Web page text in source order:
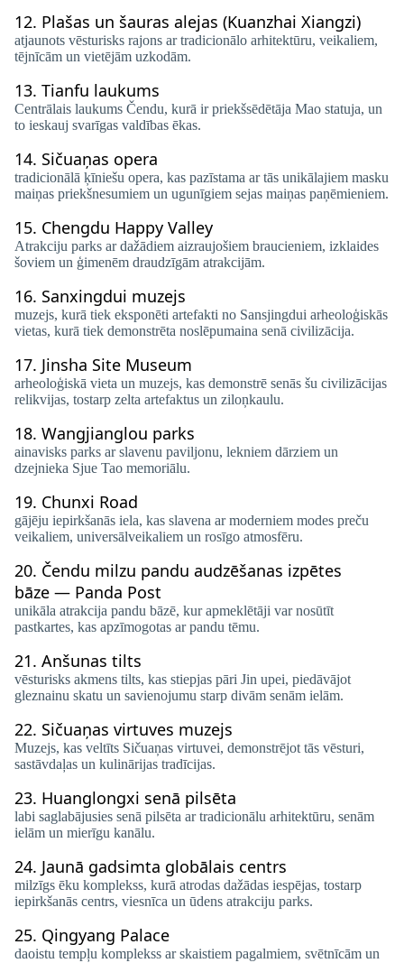
12. Plašas un šauras alejas (Kuanzhai Xiangzi)
atjaunots vēsturisks rajons ar tradicionālo arhitektūru, veikaliem,
tējnīcām un vietējām uzkodām.
13. Tianfu laukums
Centrālais laukums Čendu, kurā ir priekšsēdētāja Mao statuja, un
to ieskauj svarīgas valdības ēkas.
14. Sičuaņas opera
tradicionālā ķīniešu opera, kas pazīstama ar tās unikālajiem masku
maiņas priekšnesumiem un ugunīgiem sejas maiņas paņēmieniem.
15. Chengdu Happy Valley
Atrakciju parks ar dažādiem aizraujošiem braucieniem, izklaides
šoviem un ģimenēm draudzīgām atrakcijām.
16. Sanxingdui muzejs
muzejs, kurā tiek eksponēti artefakti no Sansjingdui arheoloģiskās
vietas, kurā tiek demonstrēta noslēpumaina senā civilizācija.
17. Jinsha Site Museum
arheoloģiskā vieta un muzejs, kas demonstrē senās šu civilizācijas
relikvijas, tostarp zelta artefaktus un ziloņkaulu.
18. Wangjianglou parks
ainavisks parks ar slavenu paviljonu, lekniem dārziem un
dzejnieka Sjue Tao memoriālu.
19. Chunxi Road
gājēju iepirkšanās iela, kas slavena ar moderniem modes preču
veikaliem, universālveikaliem un rosīgo atmosfēru.
20. Čendu milzu pandu audzēšanas izpētes
bāze — Panda Post
unikāla atrakcija pandu bāzē, kur apmeklētāji var nosūtīt
pastkartes, kas apzīmogotas ar pandu tēmu.
21. Anšunas tilts
vēsturisks akmens tilts, kas stiepjas pāri Jin upei, piedāvājot
gleznainu skatu un savienojumu starp divām senām ielām.
22. Sičuaņas virtuves muzejs
Muzejs, kas veltīts Sičuaņas virtuvei, demonstrējot tās vēsturi,
sastāvdaļas un kulinārijas tradīcijas.
23. Huanglongxi senā pilsēta
labi saglabājusies senā pilsēta ar tradicionālu arhitektūru, senām
ielām un mierīgu kanālu.
24. Jaunā gadsimta globālais centrs
milzīgs ēku komplekss, kurā atrodas dažādas iespējas, tostarp
iepirkšanās centrs, viesnīca un ūdens atrakciju parks.
25. Qingyang Palace
daoistu tempļu komplekss ar skaistiem pagalmiem, svētnīcām un